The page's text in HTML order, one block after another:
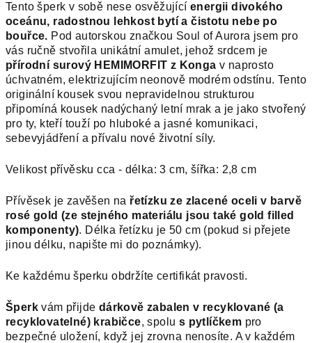
Tento šperk v sobě nese osvěžující energii divokého
oceánu, radostnou lehkost bytí a čistotu nebe po
bouřce. Pod autorskou značkou Soul of Aurora jsem pro
vás ručně stvořila unikátní amulet, jehož srdcem je
přírodní surový HEMIMORFIT z Konga v naprosto
úchvatném, elektrizujícím neonově modrém odstínu. Tento
originální kousek svou nepravidelnou strukturou
připomíná kousek nadýchaný letní mrak a je jako stvořený
pro ty, kteří touží po hluboké a jasné komunikaci,
sebevyjádření a přívalu nové životní síly.
Velikost přívěsku cca - délka: 3 cm, šířka: 2,8 cm
Přívěsek je zavěšen na řetízku ze zlacené oceli v barvě
rosé gold (ze stejného materiálu jsou také gold filled
komponenty). Délka řetízku je 50 cm (pokud si přejete
jinou délku, napište mi do poznámky).
Ke každému šperku obdržíte certifikát pravosti.
Šperk vám přijde dárkově zabalen v recyklované (a
recyklovatelné) krabičce, spolu s pytlíčkem pro
bezpečné uložení, když jej zrovna nenosíte. A v každém